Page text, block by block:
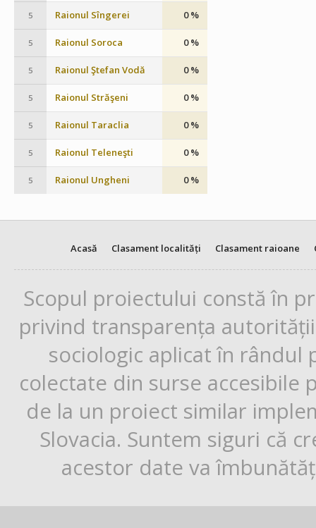
5 Raionul Sîngerei 0 %
5 Raionul Soroca 0 %
5 Raionul Ştefan Vodă 0 %
5 Raionul Străşeni 0 %
5 Raionul Taraclia 0 %
5 Raionul Teleneşti 0 %
5 Raionul Ungheni 0 %
Acasă Clasament localități Clasament raioane
Scopul proiectului constă în
privind transparența
sociologic aplicat în rândul
colectate din surse
de la un proiect similar
Slovacia. Suntem siguri că
acestor date va